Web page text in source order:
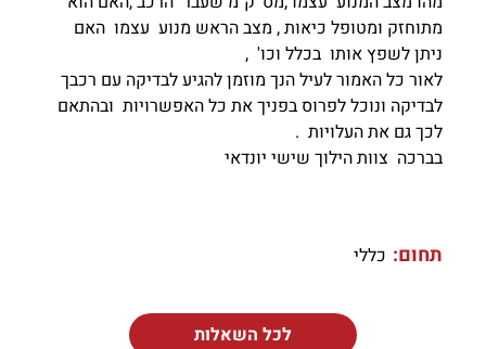
מתוחזק ומטופל כיאות , מצב הראש מנוע עצמו האם
ניתן לשפץ אותו בכלל וכו' ,
לאור כל האמור לעיל הנך מוזמן להגיע לבדיקה עם רכבך
לבדיקה ונוכל לפרוס בפניך את כל האפשרויות ובהתאם
לכך גם את העלויות .
בברכה צוות הילוך שישי יונדאי
תחום: כללי
לכל השאלות